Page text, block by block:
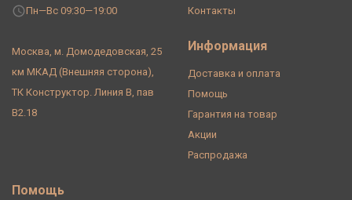
Пн—Вс 09:30—19:00
Москва, м. Домодедовская, 25
км МКАД (Внешняя сторона),
ТК Конструктор. Линия В, пав
В2.18
Контакты
Информация
Доставка и оплата
Помощь
Гарантия на товар
Акции
Распродажа
Помощь